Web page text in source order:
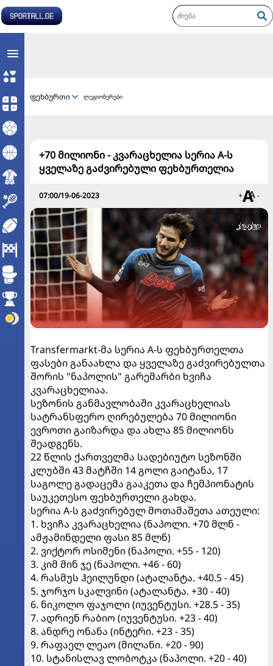
ფეხბურთი ლეგიონერები
+70 მილიონი - კვარაცხელია სერია A-ს
ყველაზე გაძვირებული ფეხბურთელია
07:00/19-06-2023 + -
Transfermarkt-მა სერია A-ს ფეხბურთელთა
ფასები განაახლა და ყველაზე გაძვირებულთა
შორის "ნაპოლის" გარემარბი ხვიჩა
კვარაცხელიაა.
სეზონის განმავლობაში კვარაცხელიას
სატრანსფერო ღირებულება 70 მილიონი
ევროთი გაიზარდა და ახლა 85 მილიონს
შეადგენს.
22 წლის ქართველმა სადებიუტო სეზონში
კლუბში 43 მატჩში 14 გოლი გაიტანა, 17
საგოლე გადაცემა გააკეთა და ჩემპიონატის
საუკეთესო ფეხბურთელი გახდა.
სერია A-ს გაძვირებულ მოთამაშეთა ათეული:
1. ხვიჩა კვარაცხელია (ნაპოლი. +70 მლნ -
ამჟამინდელი ფასი 85 მლნ)
2. ვიქტორ ოსიმენი (ნაპოლი. +55 - 120)
3. კიმ მინ ჯე (ნაპოლი. +46 - 60)
4. რასმუს ჰეილუნდი (ატალანტა. +40.5 - 45)
5. ჯორჯო სკალვინი (ატალანტა. +30 - 40)
6. ნიკოლო ფაჯოლი (იუვენტუსი. +28.5 - 35)
7. ადრიენ რაბიო (იუვენტუსი. +23 - 40)
8. ანდრე ონანა (ინტერი. +23 - 35)
9. რაფაელ ლეაო (მილანი. +20 - 90)
10. სტანისლავ ლობოტკა (ნაპოლი. +20 - 40)